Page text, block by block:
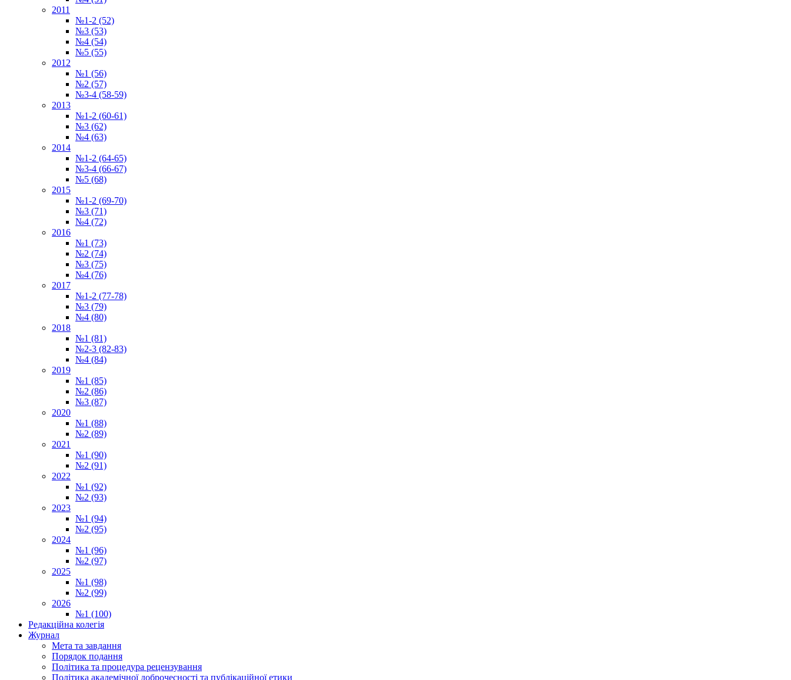
2011
№1-2 (52)
№3 (53)
№4 (54)
№5 (55)
2012
№1 (56)
№2 (57)
№3-4 (58-59)
2013
№1-2 (60-61)
№3 (62)
№4 (63)
2014
№1-2 (64-65)
№3-4 (66-67)
№5 (68)
2015
№1-2 (69-70)
№3 (71)
№4 (72)
2016
№1 (73)
№2 (74)
№3 (75)
№4 (76)
2017
№1-2 (77-78)
№3 (79)
№4 (80)
2018
№1 (81)
№2-3 (82-83)
№4 (84)
2019
№1 (85)
№2 (86)
№3 (87)
2020
№1 (88)
№2 (89)
2021
№1 (90)
№2 (91)
2022
№1 (92)
№2 (93)
2023
№1 (94)
№2 (95)
2024
№1 (96)
№2 (97)
2025
№1 (98)
№2 (99)
2026
№1 (100)
Редакційна колегія
Журнал
Мета та завдання
Порядок подання
Політика та процедура рецензування
Політика академічної доброчесності та публікаційної етики